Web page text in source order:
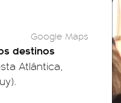
Google Maps
destinos
Atlántica,